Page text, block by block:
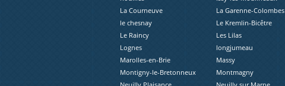
La Courneuve
La Garenne-Colombes
le chesnay
Le Kremlin-Bicêtre
Le Raincy
Les Lilas
Lognes
longjumeau
Marolles-en-Brie
Massy
Montigny-le-Bretonneux
Montmagny